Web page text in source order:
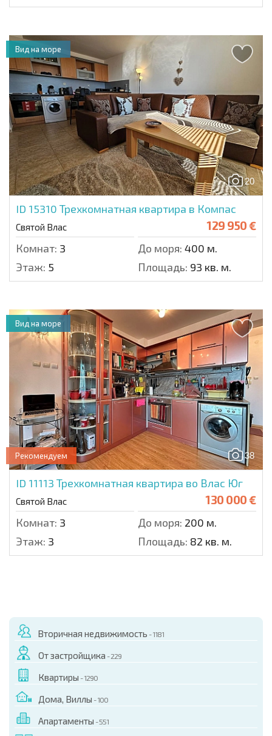
20
ID 15310 Трехкомнатная квартира в Компас
Святой Влас 129 950 €
Комнат: 3 До моря: 400 м.
Этаж: 5 Площадь: 93 кв. м.
Вид на море
38
Рекомендуем
ID 11113 Трехкомнатная квартира во Влас Юг
Святой Влас 130 000 €
Комнат: 3 До моря: 200 м.
Этаж: 3 Площадь: 82 кв. м.
Вид на море
Вторичная недвижимость - 1181
От застройщика - 229
Квартиры - 1290
Дома, Виллы - 100
Апартаменты - 551